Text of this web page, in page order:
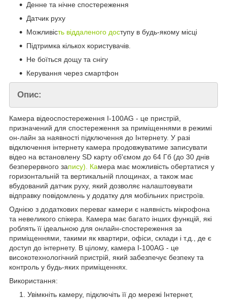
Денне та нічне спостереження
Датчик руху
Можливість віддаленого доступу в будь-якому місці
Підтримка кількох користувачів.
Не боїться дощу та снігу
Керування через смартфон
Опис:
Камера відеоспостереження I-100AG - це пристрій,
призначений для спостереження за приміщеннями в режимі
он-лайн за наявності підключення до Інтернету. У разі
відключення інтернету камера продовжуватиме записувати
відео на встановлену SD карту об'ємом до 64 Гб (до 30 днів
безперервного запису). Камера має можливість обертатися у
горизонтальній та вертикальній площинах, а також має
вбудований датчик руху, який дозволяє налаштовувати
відправку повідомлень у додатку для мобільних пристроїв.
Однією з додаткових переваг камери є наявність мікрофона
та невеликого спікера. Камера має багато інших функцій, які
роблять її ідеальною для онлайн-спостереження за
приміщеннями, такими як квартири, офіси, склади і т.д., де є
доступ до інтернету. В цілому, камера I-100AG - це
високотехнологічний пристрій, який забезпечує безпеку та
контроль у будь-яких приміщеннях.
Використання:
Увімкніть камеру, підключіть її до мережі Інтернет,